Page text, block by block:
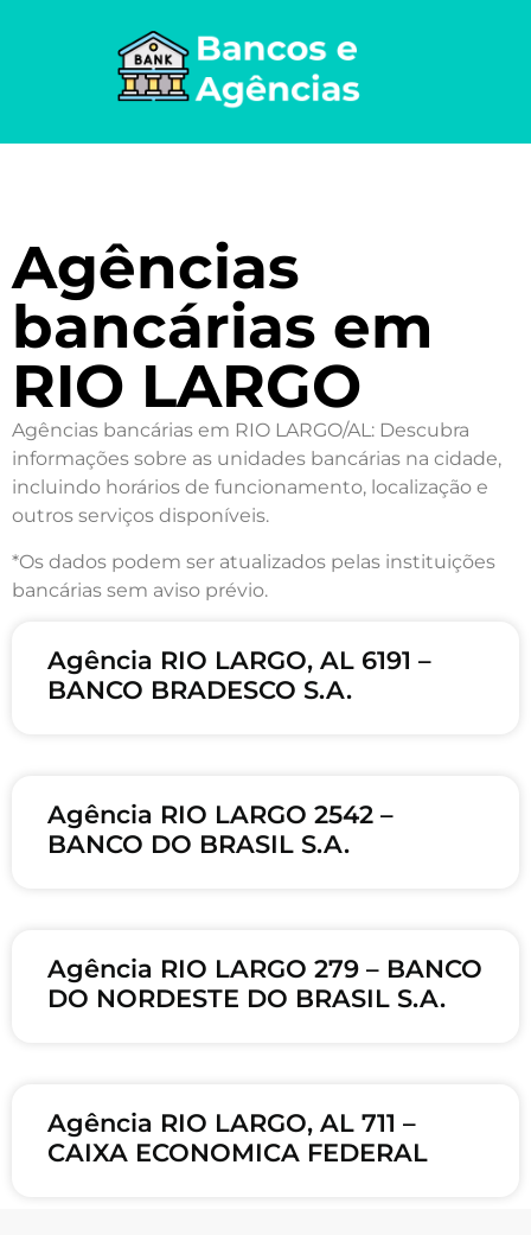
Agências
bancárias em
RIO LARGO
Agências bancárias em RIO LARGO/AL: Descubra
informações sobre as unidades bancárias na cidade,
incluindo horários de funcionamento, localização e
outros serviços disponíveis.
*Os dados podem ser atualizados pelas instituições
bancárias sem aviso prévio.
Agência RIO LARGO, AL 6191 –
BANCO BRADESCO S.A.
Agência RIO LARGO 2542 –
BANCO DO BRASIL S.A.
Agência RIO LARGO 279 – BANCO
DO NORDESTE DO BRASIL S.A.
Agência RIO LARGO, AL 711 –
CAIXA ECONOMICA FEDERAL